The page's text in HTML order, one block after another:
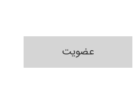
عضویت